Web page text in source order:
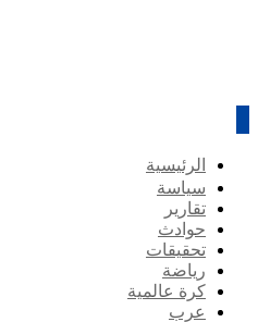
الرئيسية
سياسة
تقارير
حوادث
تحقيقات
رياضة
كرة عالمية
عرب